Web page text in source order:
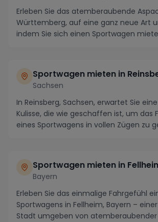
Erleben Sie das atemberaubende
Württemberg, auf eine ganz neue Art
indem Sie sich einen Sportwagen
Sportwagen mieten in
Sachsen
In Reinsberg, Sachsen, erwartet Sie
Kulisse, die wie geschaffen ist, um das
eines Sportwagens in vollen Zügen zu
Sportwagen mieten in
Bayern
Erleben Sie das einmalige Fahrgefühl
Sportwagens in Fellheim, Bayern –
Stadt umgeben von atemberaubender